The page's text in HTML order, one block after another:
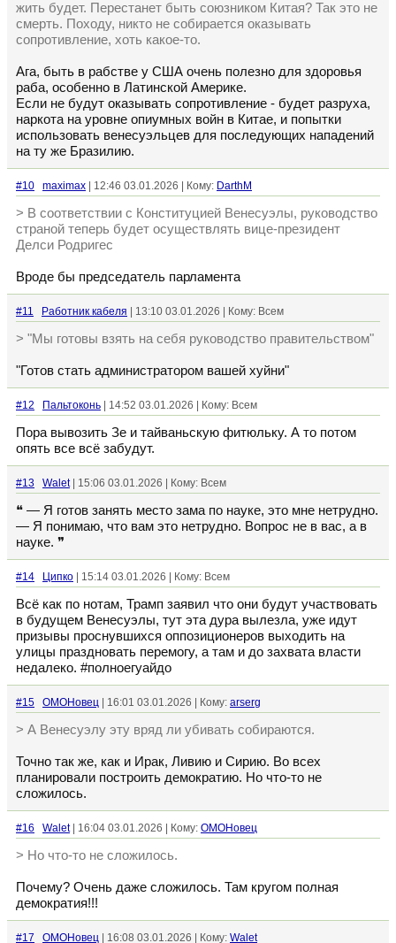
жить будет. Перестанет быть союзником Китая? Так это не
смерть. Походу, никто не собирается оказывать
сопротивление, хоть какое-то.
Ага, быть в рабстве у США очень полезно для здоровья
раба, особенно в Латинской Америке.
Если не будут оказывать сопротивление - будет разруха,
наркота на уровне опиумных войн в Китае, и попытки
использовать венесуэльцев для последующих нападений
на ту же Бразилию.
#10 maximax | 12:46 03.01.2026 | Кому: DarthM
> В соответствии с Конституцией Венесуэлы, руководство
страной теперь будет осуществлять вице-президент
Делси Родригес
Вроде бы председатель парламента
#11 Работник кабеля | 13:10 03.01.2026 | Кому: Всем
> "Мы готовы взять на себя руководство правительством"
"Готов стать администратором вашей хуйни"
#12 Пальтоконь | 14:52 03.01.2026 | Кому: Всем
Пора вывозить Зе и тайваньскую фитюльку. А то потом
опять все всё забудут.
#13 Walet| 15:06 03.01.2026 | Кому: Всем
❝ — Я готов занять место зама по науке, это мне нетрудно.
— Я понимаю, что вам это нетрудно. Вопрос не в вас, а в
науке. ❞
#14 Ципко | 15:14 03.01.2026 | Кому: Всем
Всё как по нотам, Трамп заявил что они будут участвовать
в будущем Венесуэлы, тут эта дура вылезла, уже идут
призывы проснувшихся оппозиционеров выходить на
улицы праздновать перемогу, а там и до захвата власти
недалеко. #полноегуайдо
#15 ОМОНовец | 16:01 03.01.2026 | Кому: arserg
> А Венесуэлу эту вряд ли убивать собираются.
Точно так же, как и Ирак, Ливию и Сирию. Во всех
планировали построить демократию. Но что-то не
сложилось.
#16 Walet| 16:04 03.01.2026 | Кому: ОМОНовец
> Но что-то не сложилось.
Почему? Очень даже сложилось. Там кругом полная
демократия!!!
#17 ОМОНовец | 16:08 03.01.2026 | Кому: Walet